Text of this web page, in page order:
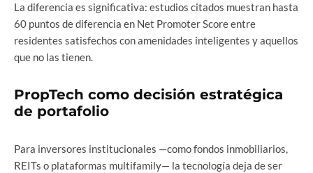
La diferencia es significativa: estudios citados muestran hasta
60 puntos de diferencia en Net Promoter Score entre
residentes satisfechos con amenidades inteligentes y aquellos
que no las tienen.
PropTech como decisión estratégica
de portafolio
Para inversores institucionales —como fondos inmobiliarios,
REITs o plataformas multifamily— la tecnología deja de ser